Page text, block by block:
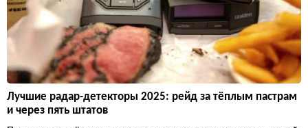
Лучшие радар-детекторы 2025: рейд за тёплым пастрам
и через пять штатов